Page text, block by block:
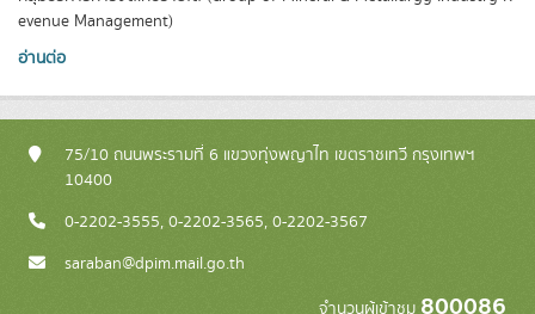
evenue Management)
อ่านต่อ
75/10 ถนนพระรามที่ 6 แขวงทุ่งพญาไท เขตราชเทวี กรุงเทพฯ
10400
0-2202-3555, 0-2202-3565, 0-2202-3567
saraban@dpim.mail.go.th